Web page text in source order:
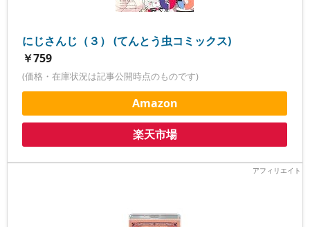
にじさんじ（３） (てんとう虫コミックス)
￥759
(価格・在庫状況は記事公開時点のものです)
Amazon
楽天市場